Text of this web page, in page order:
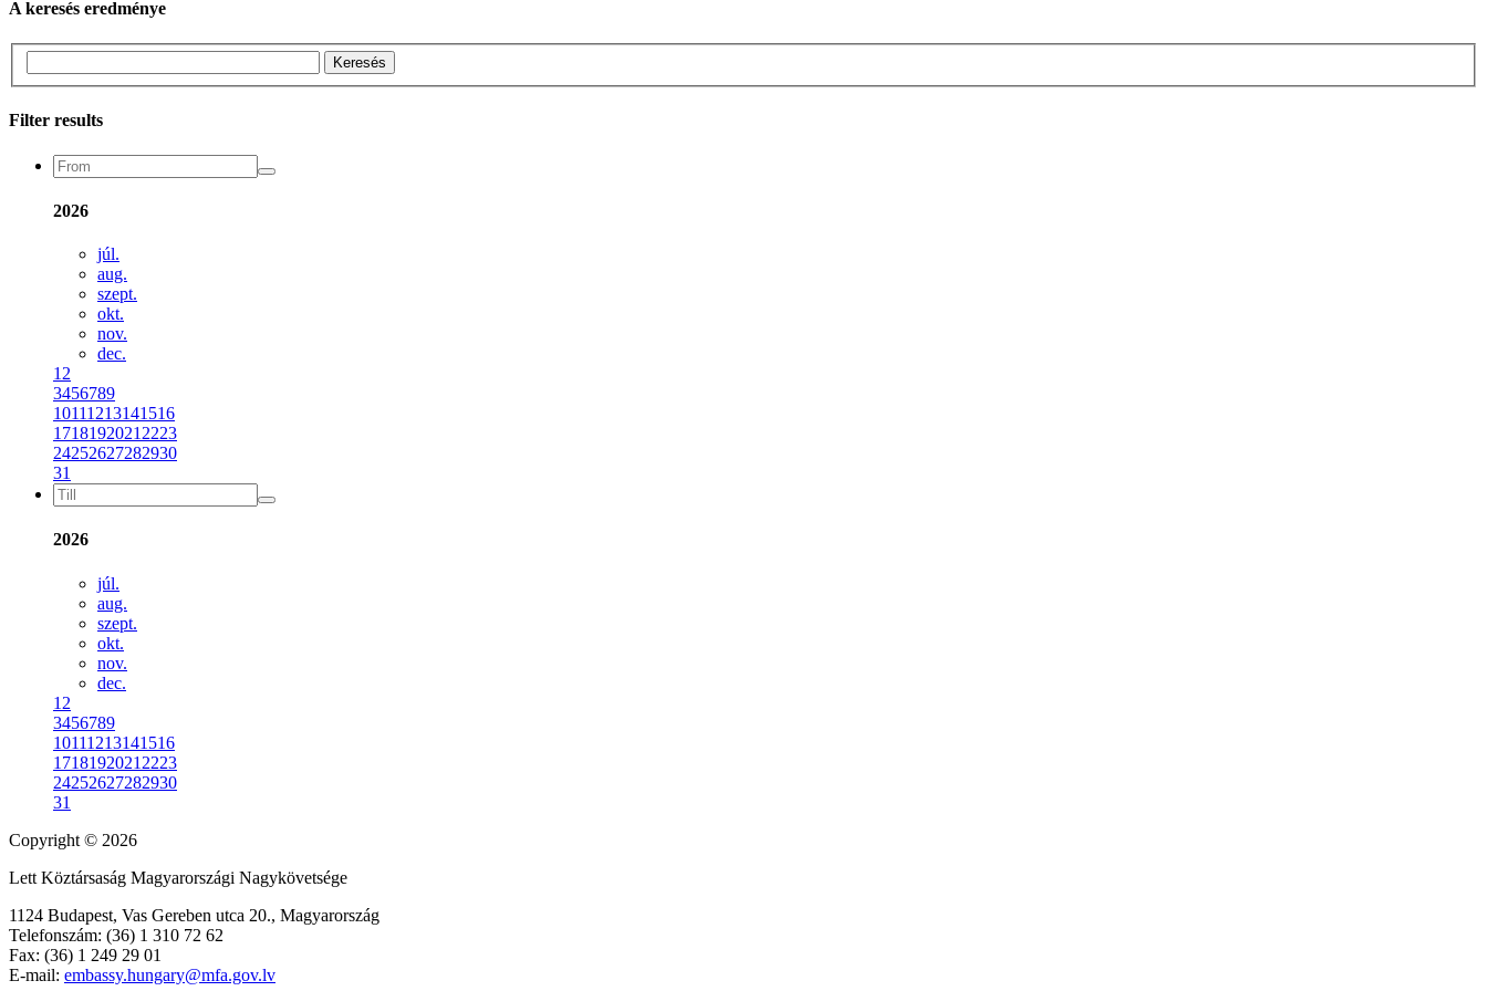
A keresés eredménye
Keresés
Filter results
2026
júl.
aug.
szept.
okt.
nov.
dec.
1 2
3456789
10111213141516
1718192021 2223
24252627282930
31
2026
júl.
aug.
szept.
okt.
nov.
dec.
1 2
3456789
10111213141516
1718192021 2223
24252627282930
31
Copyright © 2026
Lett Köztársaság Magyarországi Nagykövetsége
1124 Budapest, Vas Gereben utca 20., Magyarország
Telefonszám: (36) 1 310 72 62
Fax: (36) 1 249 29 01
E-mail: embassy.hungary@mfa.gov.lv